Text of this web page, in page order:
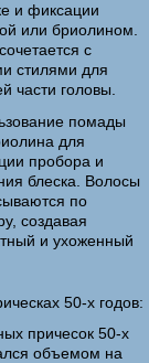
и фиксации
или бриолином.
с
стилями для
части головы.
помады
для
пробора и
блеска. Волосы
по
создавая
и ухоженный
50-х годов:
причесок 50-х
объемом на